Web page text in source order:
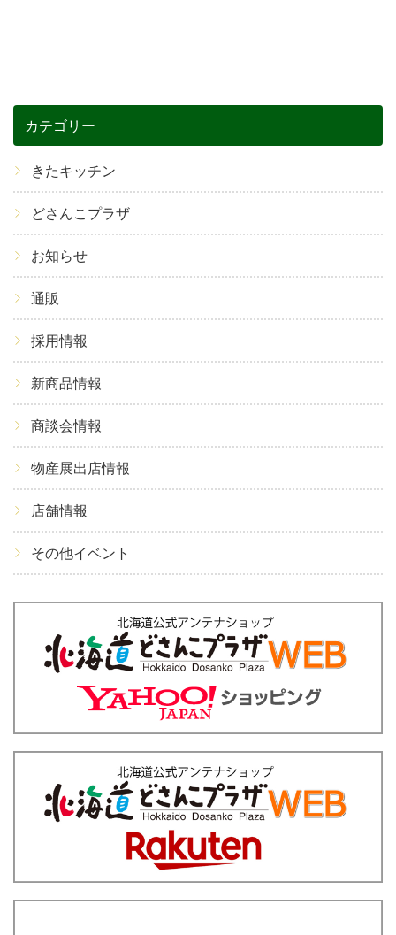
カテゴリー
きたキッチン
どさんこプラザ
お知らせ
通販
採用情報
新商品情報
商談会情報
物産展出店情報
店舗情報
その他イベント